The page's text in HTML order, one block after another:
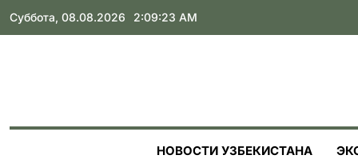
Skip
Суббота, 08.08.2026 2:09:24 AM
НОВОСТИ УЗБЕКИСТАНА